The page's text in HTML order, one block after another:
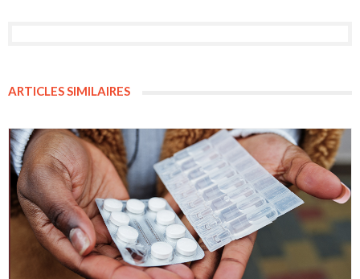
ARTICLES SIMILAIRES